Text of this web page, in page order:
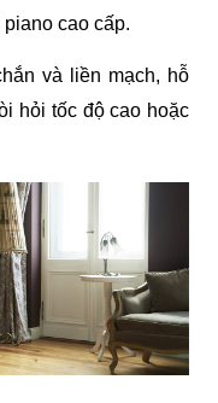
cao cấp.
và liền mạch, hỗ
hỏi tốc độ cao hoặc